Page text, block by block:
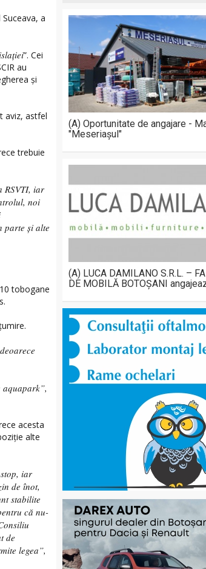
a
”. Cei
au
și
aviz, astfel
trebuie
RSVTI, iar
noi
parte și alte
tobogane
acesta
alte
iar
de înot,
stabilite
că nu-
de
legea”,
(A) Oportunitate de angajare -
"Meseriașul"
(A) LUCA DAMILANO S.R.L. –
DE MOBILĂ BOTOȘANI